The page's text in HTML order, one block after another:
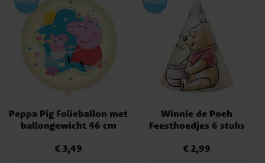
Peppa Pig Folieballon met
ballongewicht 46 cm
Prijs :€ 3,49
€ 3,49
Winnie de Poeh
Feesthoedjes 6 stuks
Prijs :€ 2,99
€ 2,99